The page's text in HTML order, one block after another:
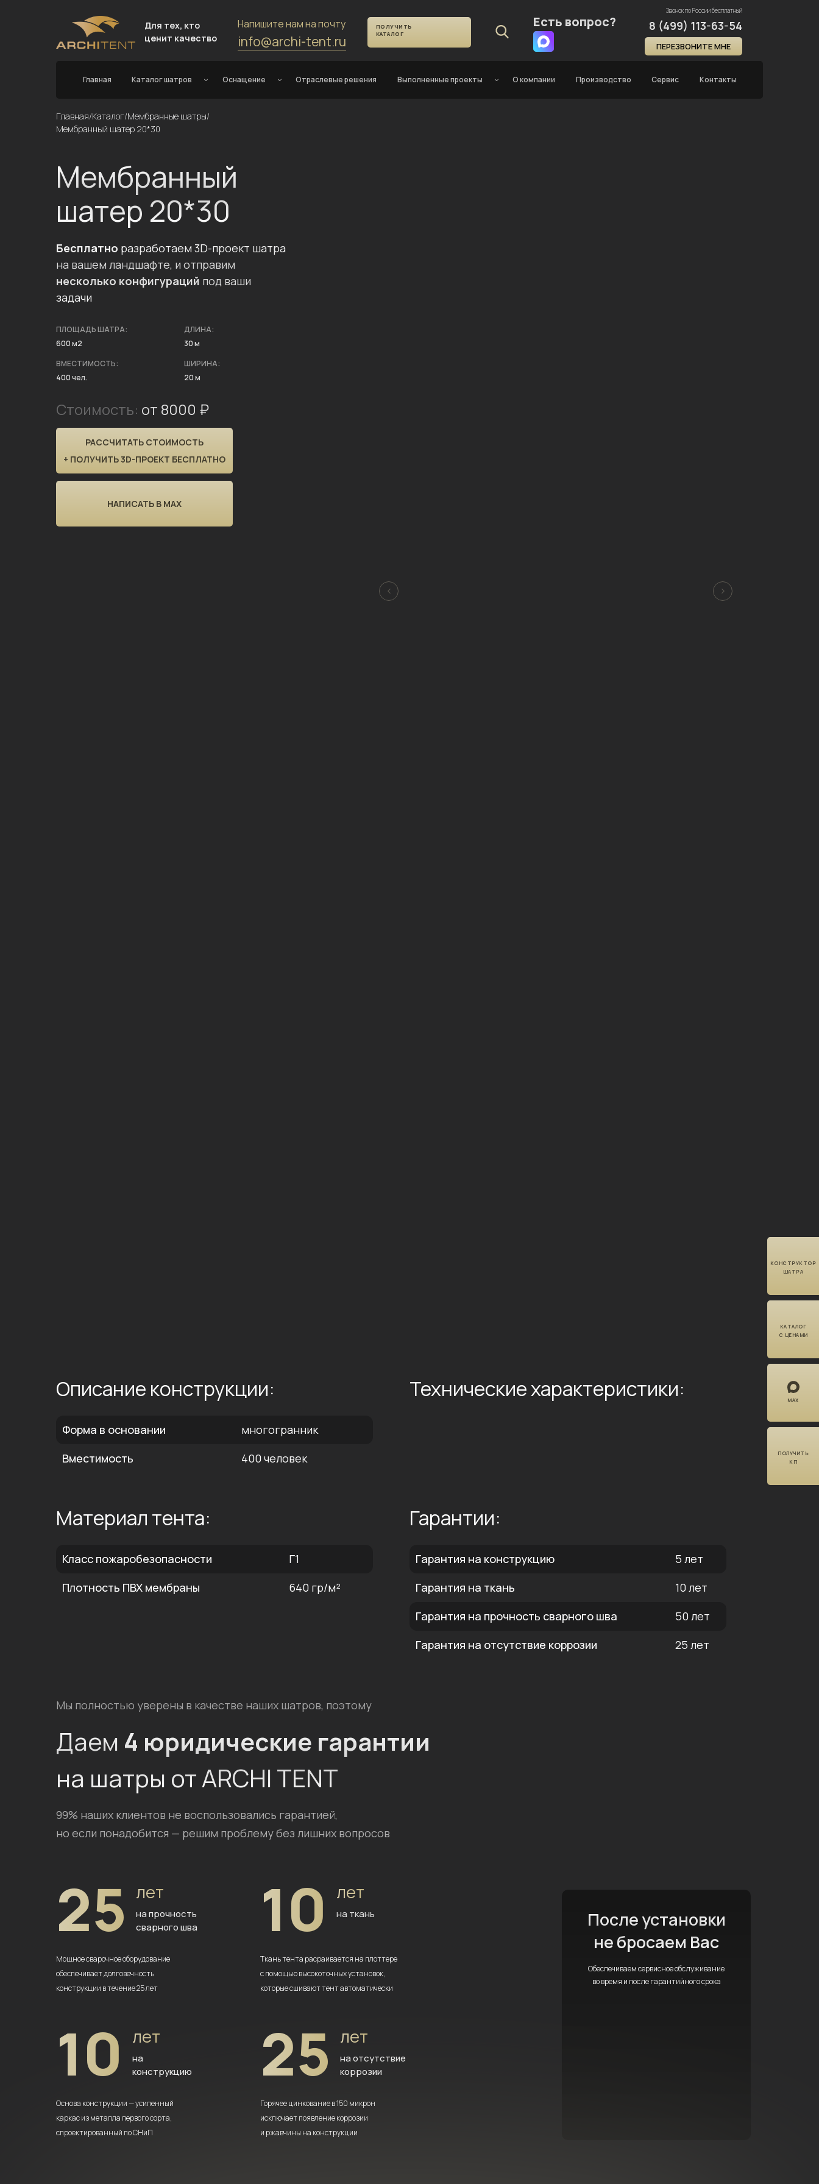
Для тех, кто
ценит качество
Напишите нам на почту
info@archi-tent.ru
ПОЛУЧИТЬ
КАТАЛОГ
Есть вопрос?
Звонок по России бесплатный
8 (499) 113-63-54
ПЕРЕЗВОНИТЕ МНЕ
Главная Каталог шатров Оснащение Отраслевые решения Выполненные проекты О компании Производство Сервис Контакты
КОНСТРУКТОР
ШАТРА
КАТАЛОГ
С ЦЕНАМИ
MAX
ПОЛУЧИТЬ
КП
Главная/Каталог/Мембранные шатры/
Мембранный шатер 20*30
Мембранный
шатер 20*30
Бесплатно разработаем 3D-проект шатра
на вашем ландшафте, и отправим
несколько конфигураций под ваши
задачи
ПЛОЩАДЬ ШАТРА:
600 м2
ДЛИНА:
30 м
ВМЕСТИМОСТЬ:
400 чел.
ШИРИНА:
20 м
Стоимость: от 8000 ₽
РАССЧИТАТЬ СТОИМОСТЬ
+ ПОЛУЧИТЬ 3D-ПРОЕКТ БЕСПЛАТНО
НАПИСАТЬ В MAX
Описание конструкции:
Форма в основании
многогранник
Вместимость
400 человек
Технические характеристики:
Материал тента:
Класс пожаробезопасности
Г1
Плотность ПВХ мембраны
640 гр/м²
Гарантии:
Гарантия на конструкцию
5 лет
Гарантия на ткань
10 лет
Гарантия на прочность сварного шва
50 лет
Гарантия на отсутствие коррозии
25 лет
Мы полностью уверены в качестве наших шатров, поэтому
Даем 4 юридические гарантии
на шатры от ARCHI TENT
99% наших клиентов не воспользовались гарантией,
но если понадобится — решим проблему без лишних вопросов
25 лет
на прочность
сварного шва
Мощное сварочное оборудование
обеспечивает долговечность
конструкции в течение 25 лет
10 лет
на ткань
Ткань тента расраивается на плоттере
с помощью высокоточных установок,
которые сшивают тент автоматически
10 лет
на
конструкцию
Основа конструкции — усиленный
каркас из металла первого сорта,
спроектированный по СНиП
25 лет
на отсутствие
коррозии
Горячее цинкование в 150 микрон
исключает появление коррозии
и ржавчины на конструкции
После установки
не бросаем Вас
Обеспечиваем сервисное обслуживание
во время и после гарантийного срока